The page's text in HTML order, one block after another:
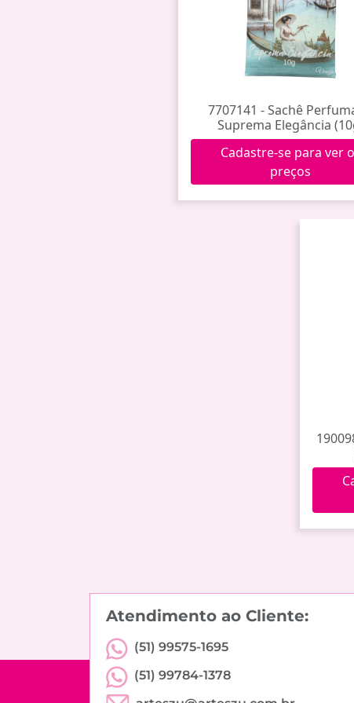
7707141 - Sachê
Suprema Elegância
Cadastre-se para ver
preços
Atendimento ao Cliente:
(51) 99575-1695
(51) 99784-1378